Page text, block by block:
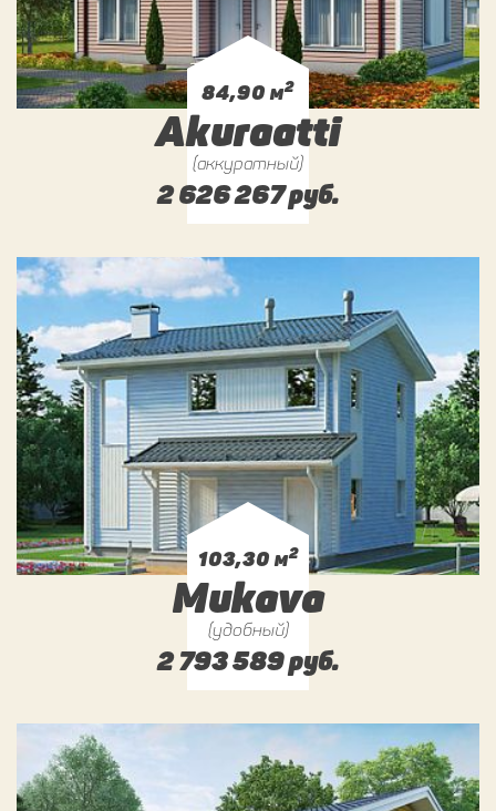
84,90 м2
Akuraatti
(аккуратный)
2 626 267 руб.
103,30 м2
Mukava
(удобный)
2 793 589 руб.